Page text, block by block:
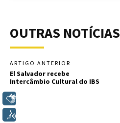
OUTRAS NOTÍCIAS
ARTIGO ANTERIOR
El Salvador recebe
Intercâmbio Cultural do IBS